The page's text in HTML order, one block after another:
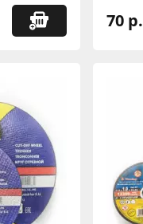
70 р.